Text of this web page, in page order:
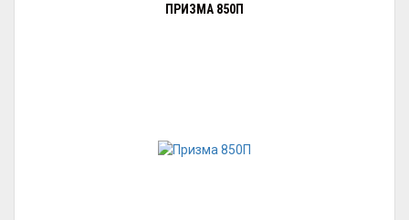
ПРИЗМА 850П